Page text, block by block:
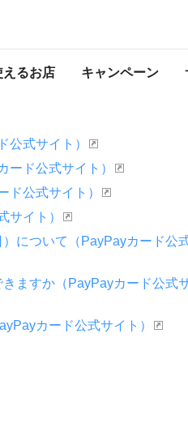
えるお店 キャンペーン
るよくある質問
公式サイト）
ド公式サイト）
ド公式サイト）
サイト）
について（PayPayカード公
ますか（PayPayカード公式
カード公式サイト）